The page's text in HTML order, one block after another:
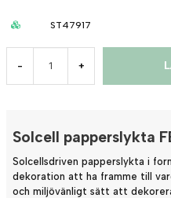
ST47917
- +
Solcell papperslykta
Solcellsdriven papperslykta i
dekoration att ha framme till
och miljövänligt sätt att